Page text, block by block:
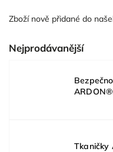
Zboží nově přidané do
Nejprodávanější
Tkaničky